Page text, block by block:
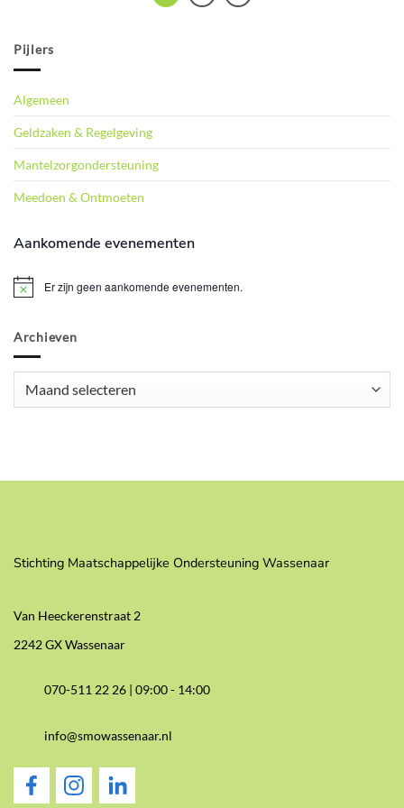
Pijlers
Algemeen
Geldzaken & Regelgeving
Mantelzorgondersteuning
Meedoen & Ontmoeten
Aankomende evenementen
BerichtEr zijn geen aankomende evenementen.
Archieven
Stichting Maatschappelijke Ondersteuning Wassenaar
Van Heeckerenstraat 2
2242 GX Wassenaar
070-511 22 26 |09:00 - 14:00
info@smowassenaar.nl